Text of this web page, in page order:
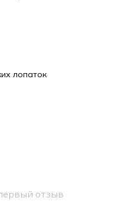
лопаток
отзыв